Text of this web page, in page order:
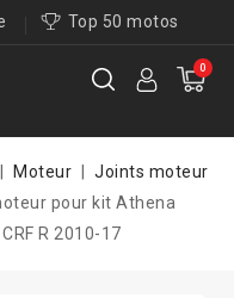
Top 50 motos
0
Moteur
Joints moteur
pour kit Athena
R 2010-17